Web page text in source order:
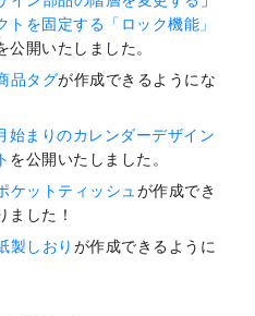
トを固定する「ロック機能」
公開いたしました。
品タグが作成できるようにな
始まりのカレンダーデザイン
を公開いたしました。
ケットティッシュが作成でき
ました！
製しおり が作成できるように